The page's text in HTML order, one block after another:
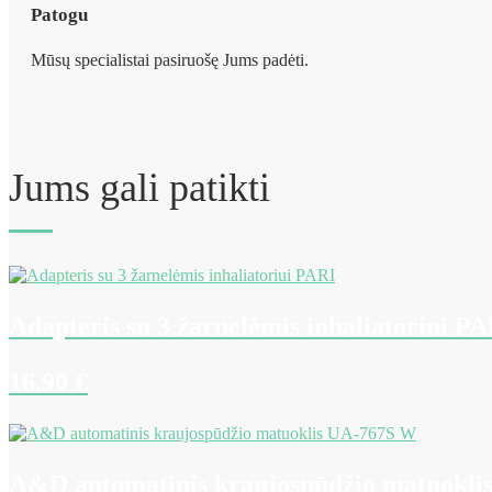
Patogu
Mūsų specialistai pasiruošę Jums padėti.
Jums gali patikti